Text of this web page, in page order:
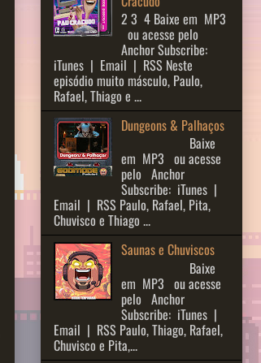
2 3 ​ 4 Baixe em MP3
ou acesse pelo
Anchor Subscribe:
iTunes | Email | RSS Neste
episódio muito másculo, Paulo,
Rafael, Thiago e ...
Dungeons & Palhaços
Baixe
em MP3 ou acesse
pelo Anchor
Subscribe: iTunes |
Email | RSS Paulo, Rafael, Pita,
Chuvisco e Thiago ...
Saunas e Chuviscos
Baixe
em MP3 ou acesse
pelo Anchor
Subscribe: iTunes |
Email | RSS Paulo, Thiago, Rafael,
Chuvisco e Pita,...